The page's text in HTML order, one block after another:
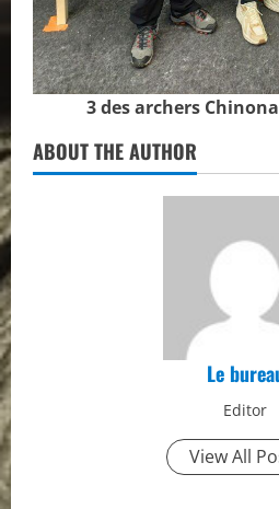
3 des archers
ABOUT THE AUTHOR
Le
Editor
View All